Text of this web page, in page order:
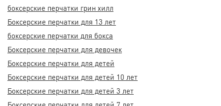
боксерские перчатки грин хилл
Боксерские перчатки для 13 лет
боксерские перчатки для бокса
Боксерские перчатки для девочек
Боксерские перчатки для детей
Боксерские перчатки для детей 10 лет
Боксерские перчатки для детей 3 лет